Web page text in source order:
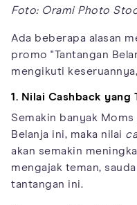
Foto: Orami Photo
Ada beberapa alasan
promo "Tantangan
mengikuti
1. Nilai Cashback yang
Semakin banyak
Belanja ini, maka nilai
akan semakin
mengajak teman,
tantangan ini.